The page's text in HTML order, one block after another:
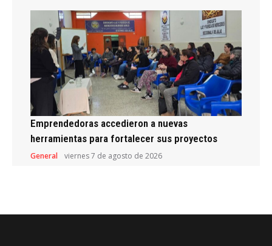
Emprendedoras accedieron a nuevas
herramientas para fortalecer sus proyectos
General viernes 7 de agosto de 2026